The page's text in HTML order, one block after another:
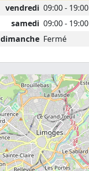
vendredi 09:00 - 19:00
samedi 09:00 - 19:00
dimanche Fermé